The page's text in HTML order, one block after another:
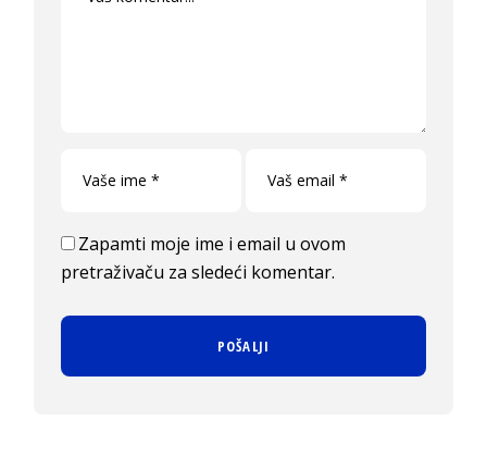
Zapamti moje ime i email u ovom
pretraživaču za sledeći komentar.